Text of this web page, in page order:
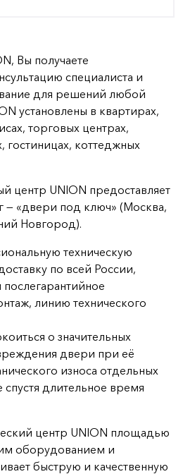
Вы получаете
специалиста и
для решений любой
установлены в квартирах,
торговых центрах,
гостиницах, коттеджных
центр UNION предоставляет
— «двери под ключ» (Москва,
Новгород).
техническую
по всей России,
линию технического
о значительных
двери при её
износа отдельных
длительное время
центр UNION площадью
оборудованием и
быструю и качественную